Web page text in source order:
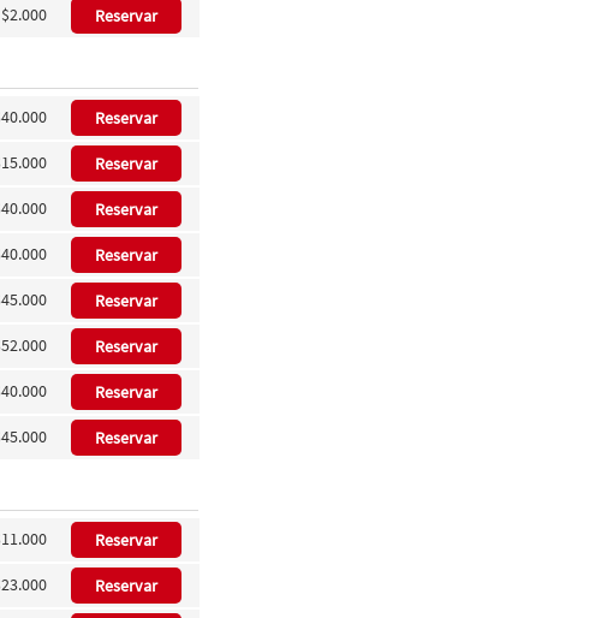
Reservar
Reservar
Reservar
Reservar
Reservar
Reservar
Reservar
Reservar
Reservar
Reservar
Reservar